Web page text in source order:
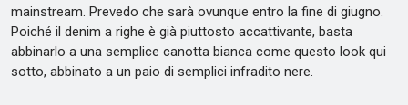
mainstream. Prevedo che sarà ovunque entro la fine di giugno.
Poiché il denim a righe è già piuttosto accattivante, basta
abbinarlo a una semplice canotta bianca come questo look qui
sotto, abbinato a un paio di semplici infradito nere.